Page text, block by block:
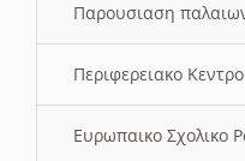
Παρουσιαση
Περιφερειακο
Ευρωπαικο Σχολικο